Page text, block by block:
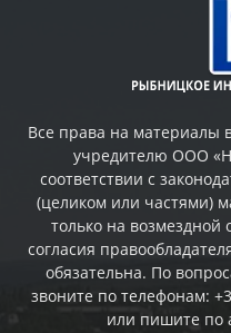
Все права на материалы
учредителю ООО
соответствии с
(целиком или частями)
только на возмездной
согласия
обязательна. По
звоните по телефонам:
или пишите по